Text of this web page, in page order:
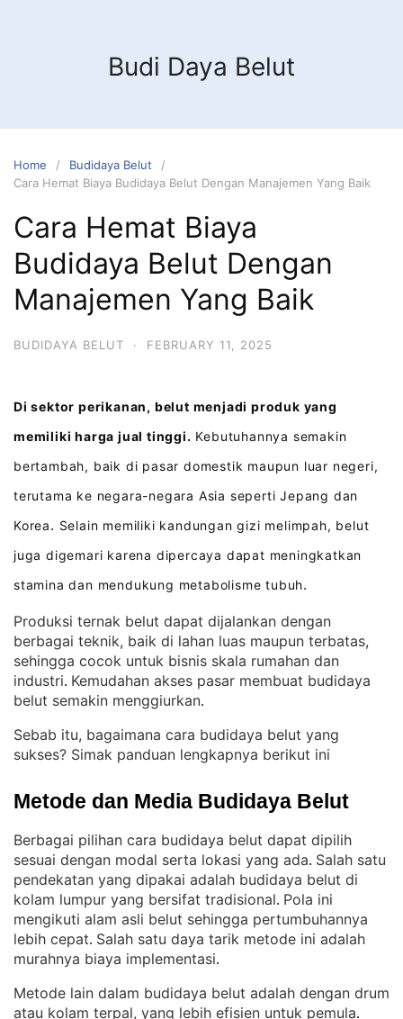
Budi Daya Belut
Home
Budidaya Belut
Cara Hemat Biaya Budidaya Belut Dengan Manajemen Yang Baik
Cara Hemat Biaya
Budidaya Belut Dengan
Manajemen Yang Baik
BUDIDAYA BELUT · FEBRUARY 11, 2025
Di sektor perikanan, belut menjadi produk yang
memiliki harga jual tinggi. Kebutuhannya semakin
bertambah, baik di pasar domestik maupun luar negeri,
terutama ke negara-negara Asia seperti Jepang dan
Korea. Selain memiliki kandungan gizi melimpah, belut
juga digemari karena dipercaya dapat meningkatkan
stamina dan mendukung metabolisme tubuh.
Produksi ternak belut dapat dijalankan dengan
berbagai teknik, baik di lahan luas maupun terbatas,
sehingga cocok untuk bisnis skala rumahan dan
industri. Kemudahan akses pasar membuat budidaya
belut semakin menggiurkan.
Sebab itu, bagaimana cara budidaya belut yang
sukses? Simak panduan lengkapnya berikut ini
Metode dan Media Budidaya Belut
Berbagai pilihan cara budidaya belut dapat dipilih
sesuai dengan modal serta lokasi yang ada. Salah satu
pendekatan yang dipakai adalah budidaya belut di
kolam lumpur yang bersifat tradisional. Pola ini
mengikuti alam asli belut sehingga pertumbuhannya
lebih cepat. Salah satu daya tarik metode ini adalah
murahnya biaya implementasi.
Metode lain dalam budidaya belut adalah dengan drum
atau kolam terpal, yang lebih efisien untuk pemula